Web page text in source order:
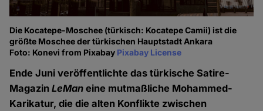
Die Kocatepe-Moschee (türkisch: Kocatepe Camii) ist die
größte Moschee der türkischen Hauptstadt Ankara
Foto: Konevi from Pixabay Pixabay License
Ende Juni veröffentlichte das türkische Satire-
MagazinLeMan eine mutmaßliche Mohammed-
Karikatur, die die alten Konflikte zwischen